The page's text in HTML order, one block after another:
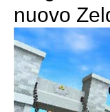
nuovo